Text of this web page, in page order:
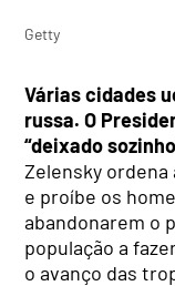
Getty
Várias cidades
russa. O
“deixado
Zelensky
e proíbe os
abandonarem o
população a
o avanço das